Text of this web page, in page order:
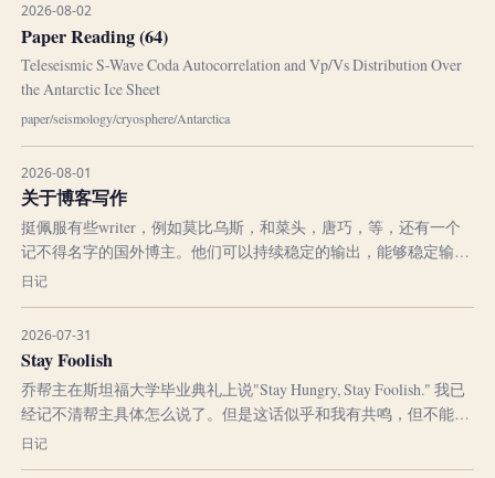
2026-08-02
Paper Reading (64)
Teleseismic S-Wave Coda Autocorrelation and Vp/Vs Distribution Over
the Antarctic Ice Sheet
paper/seismology/cryosphere/Antarctica
2026-08-01
关于博客写作
挺佩服有些writer，例如莫比乌斯，和菜头，唐巧，等，还有一个
记不得名字的国外博主。他们可以持续稳定的输出，能够稳定输出
大约是种不错的能力啊。那也不一定，也不用太羡慕。不是说每个
日记
2026-07-31
Stay Foolish
乔帮主在斯坦福大学毕业典礼上说"Stay Hungry, Stay Foolish." 我已
经记不清帮主具体怎么说了。但是这话似乎和我有共鸣，但不能说
是击穿。因为我感觉他把我的一种状态描绘了出来。 奥地利哲学家
日记